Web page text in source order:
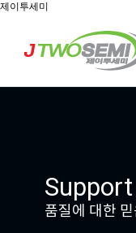
제이투세미
Support
품질에 대한